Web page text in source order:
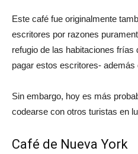
Este café fue originalmente
escritores por razones
refugio de las habitaciones frías
pagar estos escritores- además
Sin embargo, hoy es más
codearse con otros turistas en
Café de Nueva York